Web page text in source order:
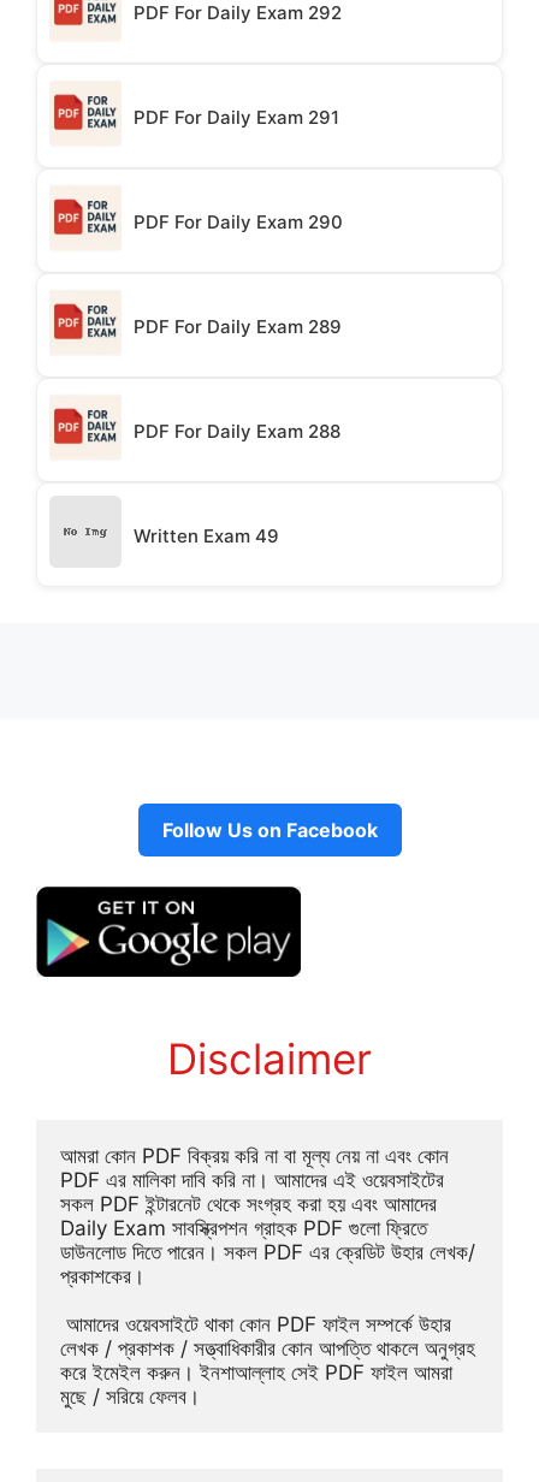
PDF For Daily Exam 292
PDF For Daily Exam 291
PDF For Daily Exam 290
PDF For Daily Exam 289
PDF For Daily Exam 288
Written Exam 49
Follow Us on Facebook
Disclaimer
আমরা কোন PDF বিক্রয় করি না বা মূল্য নেয় না এবং কোন
PDF এর মালিকা দাবি করি না। আমাদের এই ওয়েবসাইটের
সকল PDF ইন্টারনেট থেকে সংগ্রহ করা হয় এবং আমাদের
Daily Exam সাবস্ক্রিপশন গ্রাহক PDF গুলো ফ্রিতে
ডাউনলোড দিতে পারেন। সকল PDF এর ক্রেডিট উহার লেখক/
প্রকাশকের।
লেখক / প্রকাশক / সত্ত্বাধিকারীর কোন আপত্তি থাকলে অনুগ্রহ
করে ইমেইল করুন। ইনশাআল্লাহ সেই PDF ফাইল আমরা
মুছে / সরিয়ে ফেলব।